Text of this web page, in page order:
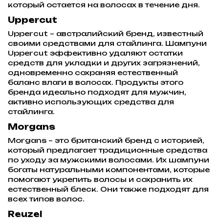
который остается на волосах в течение дня.
Uppercut
Uppercut – австралийский бренд, известный
своими средствами для стайлинга. Шампуни
Uppercut эффективно удаляют остатки
средств для укладки и других загрязнений,
одновременно сохраняя естественный
баланс влаги в волосах. Продукты этого
бренда идеально подходят для мужчин,
активно использующих средства для
стайлинга.
Morgans
Morgans – это британский бренд с историей,
который предлагает традиционные средства
по уходу за мужскими волосами. Их шампуни
богаты натуральными компонентами, которые
помогают укрепить волосы и сохранить их
естественный блеск. Они также подходят для
всех типов волос.
Reuzel